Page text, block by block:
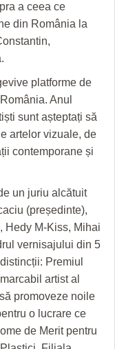
a ceea ce
din România la
platforme de
Anul
sunt așteptați să
artelor vizuale, de
contemporane și
un juriu alcătuit
(președinte),
Hedy M-Kiss, Mihai
vernisajului din 5
Premiul
artist al
promoveze noile
o lucrare ce
de Merit pentru